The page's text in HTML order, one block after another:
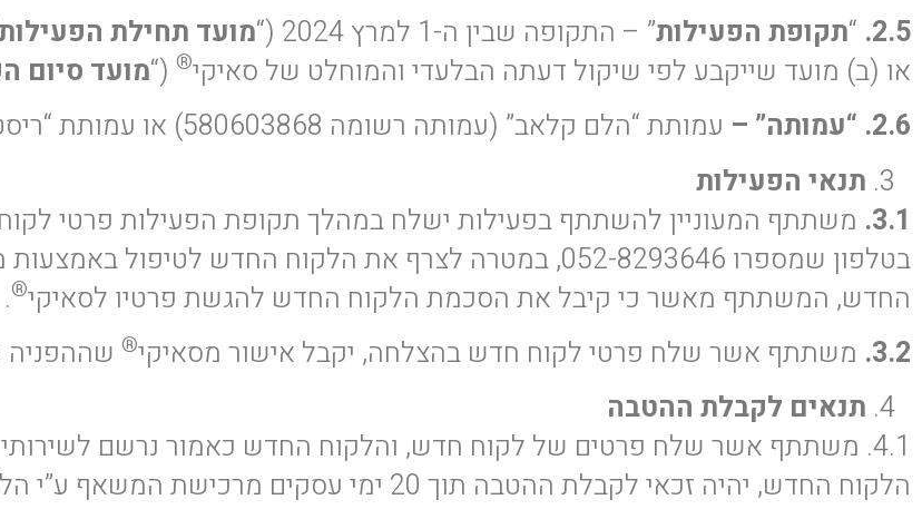
2.5.
“תקופת הפעילות” – התקופה שבין ה-1 למרץ 2024 (“ מועד תחילת
או (ב) מועד שייקבע לפי שיקול דעתה הבלעדי והמוחלט של סאיקי®
(“מועד סיום
2.6. “עמותה” –
עמותת “הלם קלאב” (עמותה רשומה 580603868) או עמותת “ריסטארט” (עמותה רשומה 580658813).
תנאי הפעילות
3.1. משתתף המעוניין להשתתף בפעילות ישלח במהלך תקופת הפעילות פרטי
בטלפון שמספרו 052-8293646, במטרה לצרף את הלקוח החדש לטיפול באמצעות מוצרי סאיקי
החדש, המשתתף מאשר כי קיבל את הסכמת הלקוח החדש להגשת פרטיו לסאיקי®
.
3.2. משתתף אשר שלח פרטי לקוח חדש בהצלחה, יקבל אישור מסאיקי® שההפניה
תנאים לקבלת ההטבה
4.1. משתתף אשר שלח פרטים של לקוח חדש, והלקוח החדש כאמור נרשם לשירותי סאיקי
הלקוח החדש, יהיה זכאי לקבלת ההטבה תוך 20 ימי עסקים מרכישת המשאף ע”י הלקוח החדש.